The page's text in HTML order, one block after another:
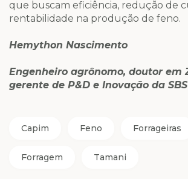
que buscam eficiência, redução de
rentabilidade na produção de feno.
Hemython Nascimento
Engenheiro agrônomo, doutor em
gerente de P&D e Inovação da
Capim Feno Forrageiras
Forragem Tamani